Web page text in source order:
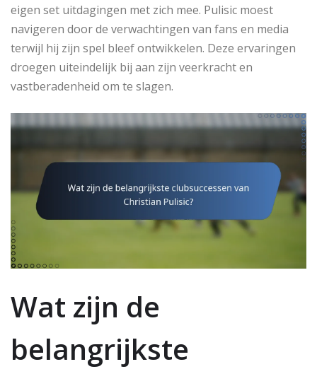
eigen set uitdagingen met zich mee. Pulisic moest
navigeren door de verwachtingen van fans en media
terwijl hij zijn spel bleef ontwikkelen. Deze ervaringen
droegen uiteindelijk bij aan zijn veerkracht en
vastberadenheid om te slagen.
Wat zijn de
belangrijkste